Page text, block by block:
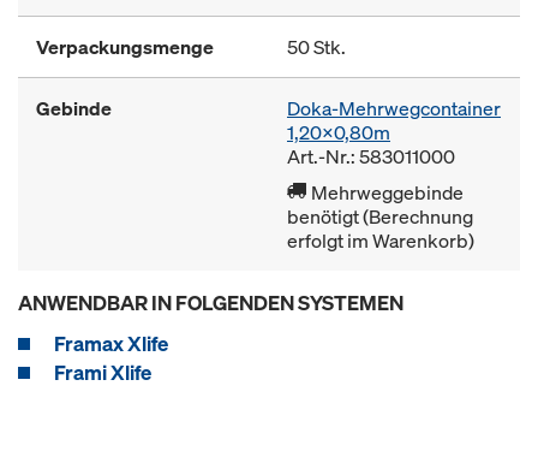
Verpackungsmenge 50 Stk.
Gebinde
Doka-Mehrwegcontainer
1,20x0,80m
Art.-Nr.: 583011000
Mehrweggebinde
benötigt (Berechnung
erfolgt im Warenkorb)
ANWENDBAR IN FOLGENDEN SYSTEMEN
Framax Xlife
Frami Xlife